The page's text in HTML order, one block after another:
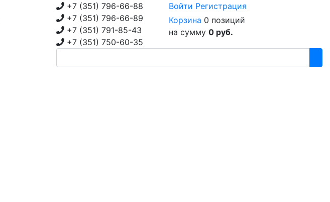
+7 (351) 796-66-88
+7 (351) 796-66-89
+7 (351) 791-85-43
+7 (351) 750-60-35
Войти Регистрация
Корзина 0 позиций
на сумму 0 руб.